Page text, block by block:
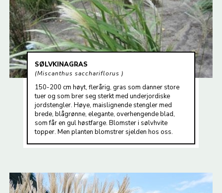
SØLVKINAGRAS
Miscanthus sacchariflorus
150-200 cm høyt, flerårig, gras som danner store
tuer og som brer seg sterkt med underjordiske
jordstengler. Høye, maislignende stengler med
brede, blågrønne, elegante, overhengende blad,
som får en gul høstfarge. Blomster i sølvhvite
topper. Men planten blomstrer sjelden hos oss.